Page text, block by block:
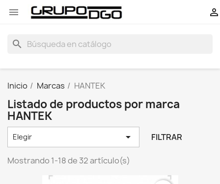
 
search
Inicio Marcas HANTEK
Listado de productos por marca
HANTEK
Elegir  FILTRAR
Mostrando 1-18 de 32 artículo(s)